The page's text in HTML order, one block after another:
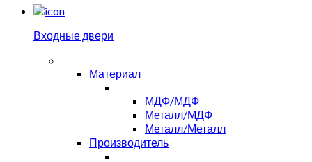
Входные двери
Материал
МДФ/МДФ
Металл/МДФ
Металл/Металл
Производитель